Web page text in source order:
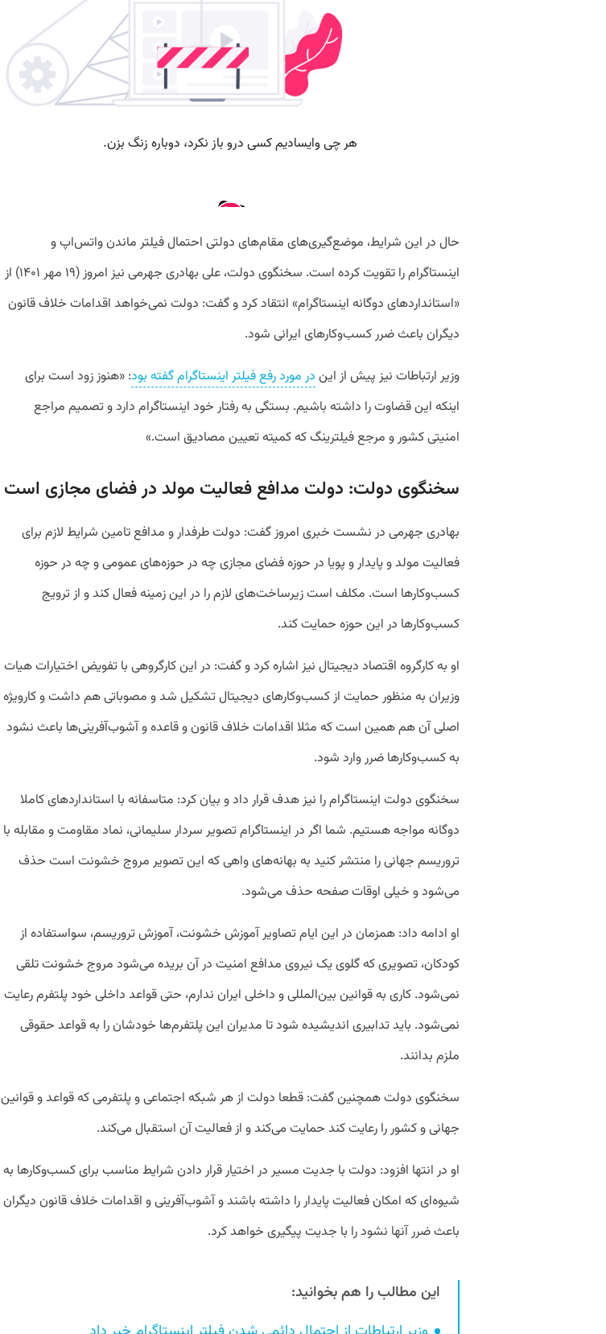
حال در این شرایط، موضع‌گیری‌های مقام‌های دولتی احتمال فیلتر ماندن واتس‌اپ و
اینستاگرام را تقویت کرده است. سخنگوی دولت، علی بهادری جهرمی نیز امروز (۱۹ مهر ۱۴۰۱) از
«استانداردهای دوگانه اینستاگرام» انتقاد کرد و گفت: دولت نمی‌خواهد اقدامات خلاف قانون
دیگران باعث ضرر کسب‌وکارهای ایرانی شود.
وزیر ارتباطات نیز پیش از این در مورد رفع فیلتر اینستاگرام گفته بود: «هنوز زود است برای
اینکه این قضاوت را داشته باشیم. بستگی به رفتار خود اینستاگرام دارد و تصمیم مراجع
امنیتی کشور و مرجع فیلترینگ که کمیته تعیین مصادیق است.»
سخنگوی دولت: دولت مدافع فعالیت مولد در فضای مجازی است
بهادری جهرمی در نشست خبری امروز گفت: دولت طرفدار و مدافع تامین شرایط لازم برای
فعالیت مولد و پایدار و پویا در حوزه فضای مجازی چه در حوزه‌های عمومی و چه در حوزه
کسب‌وکارها است. مکلف است زیرساخت‌های لازم را در این زمینه فعال کند و از ترویج
کسب‌وکارها در این حوزه حمایت کند.
او به کارگروه اقتصاد دیجیتال نیز اشاره کرد و گفت:‌ در این کارگروهی با تفویض اختیارات هیات
وزیران به منظور حمایت از کسب‌وکارهای دیجیتال تشکیل شد و مصوباتی هم داشت و کارویژه
اصلی آن هم همین است که مثلا اقدامات خلاف قانون و قاعده و آشوب‌آفرینی‌ها باعث نشود
به کسب‌وکارها ضرر وارد شود.
سخنگوی دولت اینستاگرام را نیز هدف قرار داد و بیان کرد: متاسفانه با استانداردهای کاملا
دوگانه مواجه هستیم. شما اگر در اینستاگرام تصویر سردار سلیمانی، نماد مقاومت و مقابله با
تروریسم جهانی را منتشر کنید به بهانه‌های واهی که این تصویر مروج خشونت است حذف
می‌شود و خیلی اوقات صفحه حذف می‌شود.
او ادامه داد: همزمان در این ایام تصاویر آموزش خشونت، آموزش تروریسم، سواستفاده از
کودکان، تصویری که گلوی یک نیروی مدافع امنیت در آن بریده می‌شود مروج خشونت تلقی
نمی‌شود. کاری به قوانین بین‌المللی و داخلی ایران ندارم، حتی قواعد داخلی خود پلتفرم رعایت
نمی‌شود. باید تدابیری اندیشیده شود تا مدیران این پلتفرم‌ها خودشان را به قواعد حقوقی
ملزم بدانند.
سخنگوی دولت همچنین گفت: قطعا دولت از هر شبکه اجتماعی و پلتفرمی که قواعد و قوانین
جهانی و کشور را رعایت کند حمایت می‌کند و از فعالیت آن استقبال می‌کند.
او در انتها افزود: دولت با جدیت مسیر در اختیار قرار دادن شرایط مناسب برای کسب‌وکارها به
شیوه‌ای که امکان فعالیت پایدار را داشته باشند و آشوب‌آفرینی و اقدامات خلاف قانون دیگران
باعث ضرر آنها نشود را با جدیت پیگیری خواهد کرد.
این مطالب را هم بخوانید: